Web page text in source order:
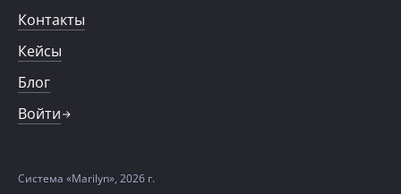
Контакты
Кейсы
Блог
Войти
Система «Marilyn», 2026 г.